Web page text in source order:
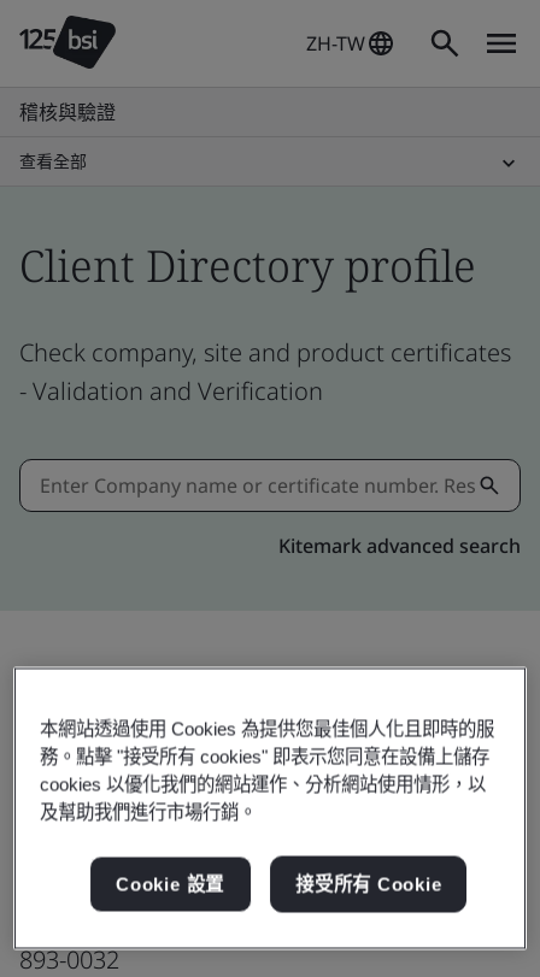
ZH-TW
稽核與驗證
查看全部
Client Directory profile
Check company, site and product certificates
- Validation and Verification
Kitemark advanced search
MOLEX JAPAN LLC
3949-3 Kawanishi-cho,
Kanoya-shi,
893-0032
本網站透過使用 Cookies 為提供您最佳個人化且即時的服
務。點擊 "接受所有 cookies" 即表示您同意在設備上儲存
cookies 以優化我們的網站運作、分析網站使用情形，以
及幫助我們進行市場行銷。
Cookie 設置 接受所有 Cookie